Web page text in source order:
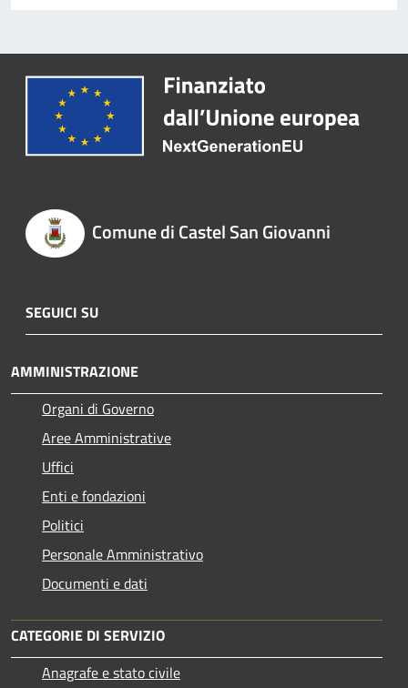
Comune di Castel San Giovanni
SEGUICI SU
AMMINISTRAZIONE
Organi di Governo
Aree Amministrative
Uffici
Enti e fondazioni
Politici
Personale Amministrativo
Documenti e dati
CATEGORIE DI SERVIZIO
Anagrafe e stato civile